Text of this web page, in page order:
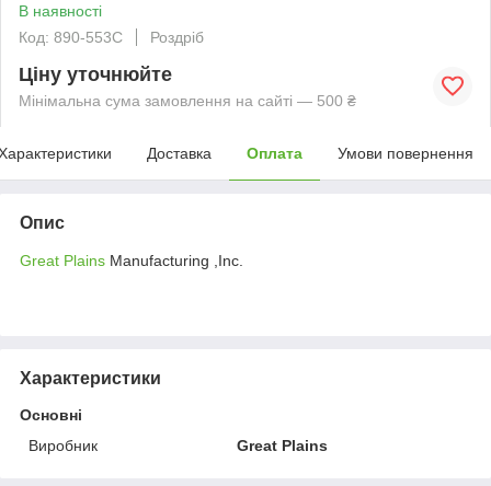
В наявності
Код: 890-553C
Роздріб
Ціну уточнюйте
Мінімальна сума замовлення на сайті — 500 ₴
Доставка Оплата Умови повернення
Опис
Great Plains Manufacturing ,Inc.
Характеристики
Основні
Виробник
Great Plains